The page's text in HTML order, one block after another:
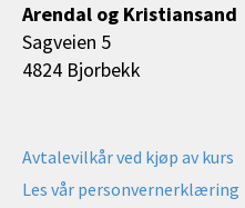
Arendal og Kristiansand
Sagveien 5
4824 Bjorbekk
Avtalevilkår ved kjøp av kurs
Les vår personvernerklæring